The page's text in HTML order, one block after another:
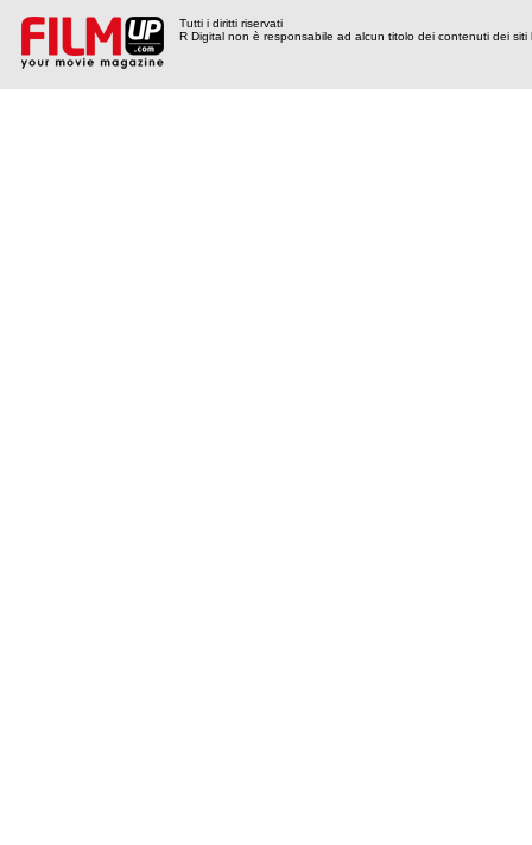
Tutti i diritti riservati
R Digital non è responsabile ad alcun titolo dei contenuti dei siti